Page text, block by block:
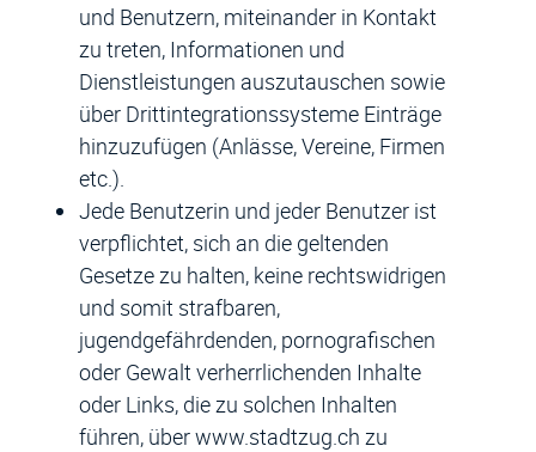
und Benutzern, miteinander in Kontakt
zu treten, Informationen und
Dienstleistungen auszutauschen sowie
über Drittintegrationssysteme Einträge
hinzuzufügen (Anlässe, Vereine, Firmen
etc.).
Jede Benutzerin und jeder Benutzer ist
verpflichtet, sich an die geltenden
Gesetze zu halten, keine rechtswidrigen
und somit strafbaren,
jugendgefährdenden, pornografischen
oder Gewalt verherrlichenden Inhalte
oder Links, die zu solchen Inhalten
führen, über www.stadtzug.ch zu